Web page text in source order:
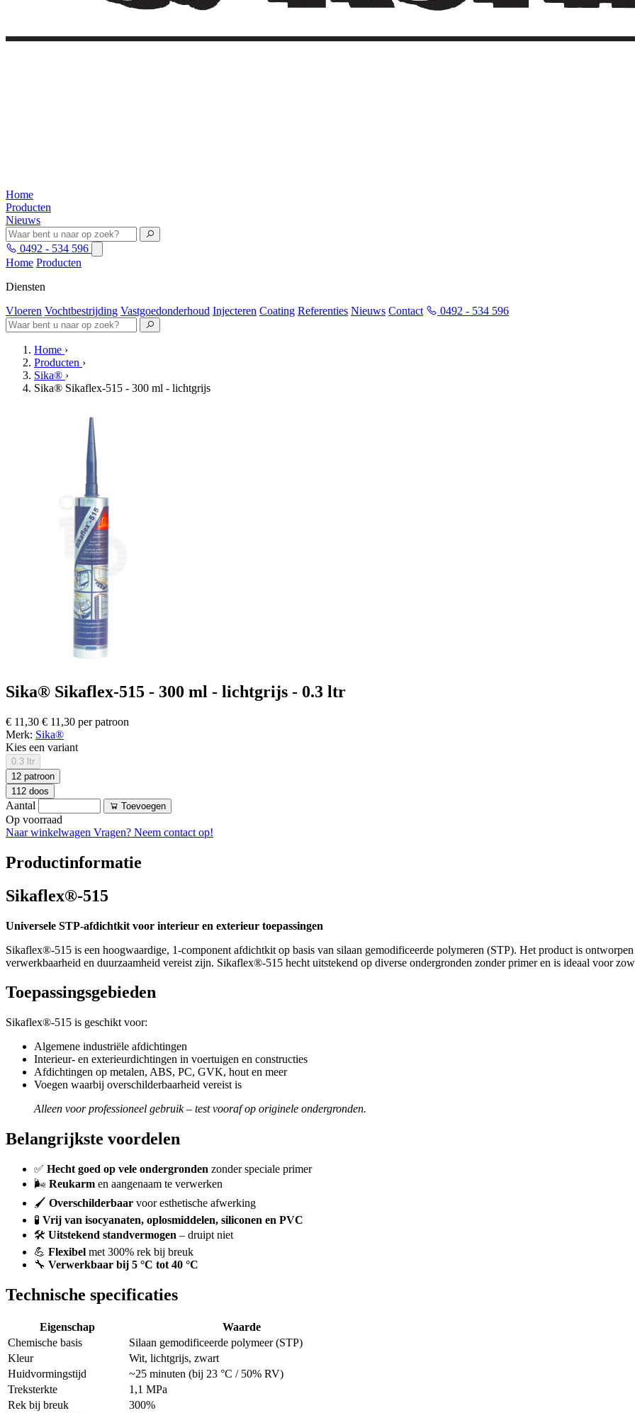
Home
Producten
Nieuws
0492 - 534 596
Home Producten
Diensten
Vloeren Vochtbestrijding Vastgoedonderhoud Injecteren Coating Referenties Nieuws Contact 0492 - 534 596
Home ›
Producten ›
Sika® ›
Sika® Sikaflex-515 - 300 ml - lichtgrijs
Sika® Sikaflex-515 - 300 ml - lichtgrijs - 0.3 ltr
€ 11,30 € 11,30 per patroon
Merk: Sika®
Kies een variant
0.3 ltr
12 patroon
112 doos
Aantal Toevoegen
Op voorraad
Naar winkelwagen Vragen? Neem contact op!
Productinformatie
Sikaflex®-515
Universele STP-afdichtkit voor interieur en exterieur toepassingen
Sikaflex®-515 is een hoogwaardige, 1-component afdichtkit op basis van silaan gemodificeerde polymeren (STP). Het product is
verwerkbaarheid en duurzaamheid vereist zijn. Sikaflex®-515 hecht uitstekend op diverse ondergronden zonder primer en is ideaal voor
Toepassingsgebieden
Sikaflex®-515 is geschikt voor:
Algemene industriële afdichtingen
Interieur- en exterieurdichtingen in voertuigen en constructies
Afdichtingen op metalen, ABS, PC, GVK, hout en meer
Voegen waarbij overschilderbaarheid vereist is
Alleen voor professioneel gebruik – test vooraf op originele ondergronden.
Belangrijkste voordelen
✅ Hecht goed op vele ondergronden zonder speciale primer
🌬️ Reukarm en aangenaam te verwerken
🖌️ Overschilderbaar voor esthetische afwerking
🧪 Vrij van isocyanaten, oplosmiddelen, siliconen en PVC
🛠️ Uitstekend standvermogen – druipt niet
💪 Flexibel met 300% rek bij breuk
🔧 Verwerkbaar bij 5 °C tot 40 °C
Technische specificaties
Eigenschap
Waarde
Chemische basis
Silaan gemodificeerde polymeer (STP)
Kleur
Wit, lichtgrijs, zwart
Huidvormingstijd
~25 minuten (bij 23 °C / 50% RV)
Treksterkte
1,1 MPa
Rek bij breuk
300%